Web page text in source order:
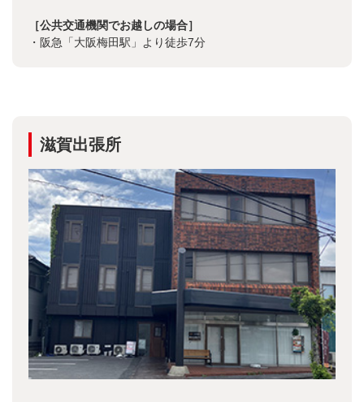
［公共交通機関でお越しの場合］
・阪急「大阪梅田駅」より徒歩7分
滋賀出張所